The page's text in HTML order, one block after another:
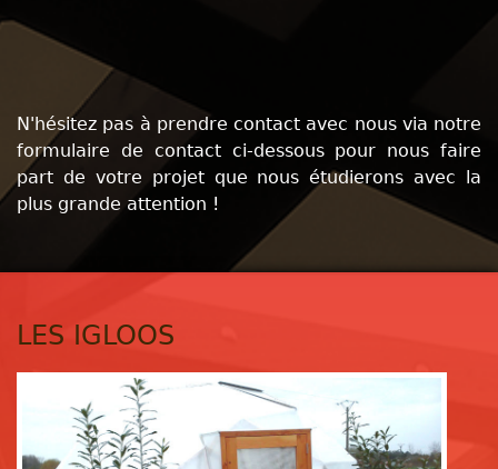
N'hésitez pas à prendre contact avec nous via notre
formulaire de contact ci-dessous pour nous faire
part de votre projet que nous étudierons avec la
plus grande attention !
LES IGLOOS